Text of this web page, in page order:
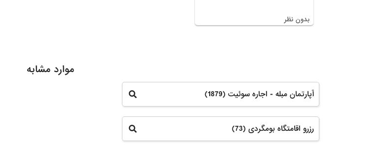
بدون نظر
موارد مشابه
آپارتمان مبله - اجاره سوئیت (1879)
رزرو اقامتگاه بومگردی (73)